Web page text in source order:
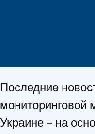
Последние
Украине – на